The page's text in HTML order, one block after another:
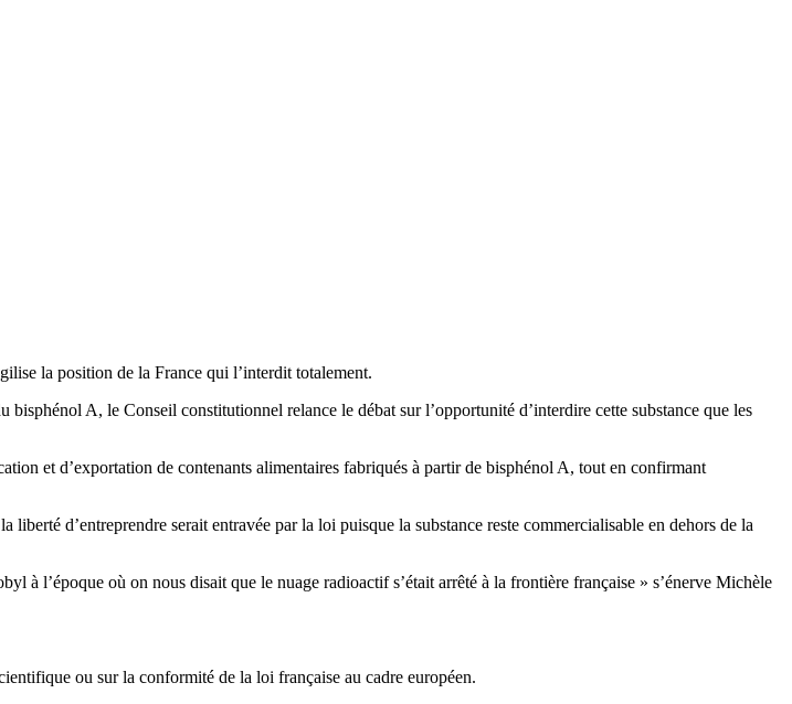
la position de la France qui l’interdit totalement.
A, le Conseil constitutionnel relance le débat sur l’opportunité d’interdire cette substance que les
et d’exportation de contenants alimentaires fabriqués à partir de bisphénol A, tout en confirmant
d’entreprendre serait entravée par la loi puisque la substance reste commercialisable en dehors de la
à l’époque où on nous disait que le nuage radioactif s’était arrêté à la frontière française » s’énerve Michèle
ou sur la conformité de la loi française au cadre européen.